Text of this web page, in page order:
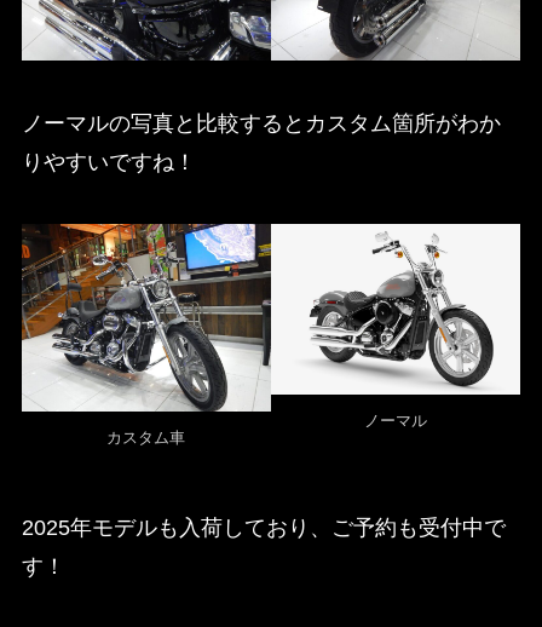
ノーマルの写真と比較するとカスタム箇所がわか
りやすいですね！
カスタム車
ノーマル
2025年モデルも入荷しており、ご予約も受付中で
す！